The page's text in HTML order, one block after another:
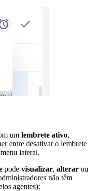
um lembrete ativo,
entre desativar o lembrete
lateral.
pode visualizar, alterar ou
não têm
agentes);